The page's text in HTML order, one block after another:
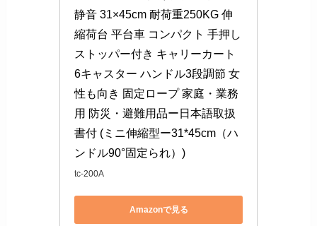
静音 31×45cm 耐荷重250KG 伸
縮荷台 平台車 コンパクト 手押し
ストッパー付き キャリーカート
6キャスター ハンドル3段調節 女
性も向き 固定ロープ 家庭・業務
用 防災・避難用品ー日本語取扱
書付 (ミニ伸縮型ー31*45cm（ハ
ンドル90°固定られ）)
tc-200A
Amazonで見る